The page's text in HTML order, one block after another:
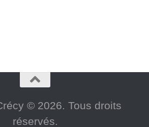
© 2026. Tous droits
réservés.